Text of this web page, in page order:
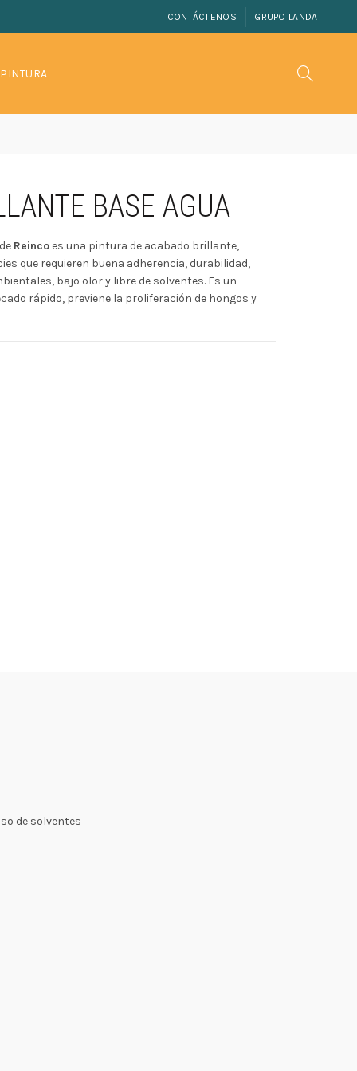
CONTÁCTENOS GRUPO LANDA
BASE AGUA
de Reinco es una pintura de acabado brillante,
que requieren buena adherencia, durabilidad,
bajo olor y libre de solventes. Es un
rápido, previene la proliferación de hongos y
de solventes